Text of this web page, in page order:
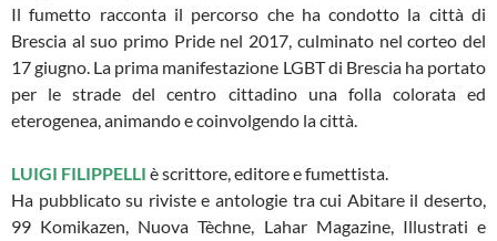
Il fumetto racconta il percorso che ha condotto la città di
Brescia al suo primo Pride nel 2017, culminato nel corteo del
17 giugno. La prima manifestazione LGBT di Brescia ha portato
per le strade del centro cittadino una folla colorata ed
eterogenea, animando e coinvolgendo la città.
LUIGI FILIPPELLI è scrittore, editore e fumettista.
Ha pubblicato su riviste e antologie tra cui Abitare il deserto,
99 Komikazen, Nuova Tèchne, Lahar Magazine, Illustrati e